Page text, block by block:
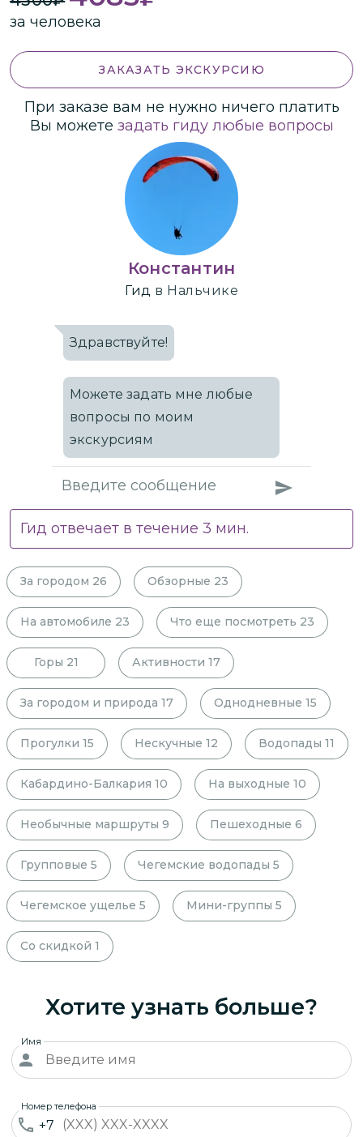
за человека
ЗАКАЗАТЬ ЭКСКУРСИЮ
При заказе вам не нужно ничего платить
Вы можете задать гиду любые вопросы
Константин
Гид в Нальчике
Здравствуйте!
Можете задать мне любые
вопросы по моим
экскурсиям
Гид отвечает в течение 3 мин.
За городом 26 Обзорные 23
На автомобиле 23 Что еще посмотреть 23
Горы 21 Активности 17
За городом и природа 17 Однодневные 15
Прогулки 15 Нескучные 12 Водопады 11
Кабардино-Балкария 10 На выходные 10
Необычные маршруты 9 Пешеходные 6
Групповые 5 Чегемские водопады 5
Чегемское ущелье 5 Мини-группы 5
Со скидкой 1
Хотите узнать больше?
Имя
+7
Номер телефона